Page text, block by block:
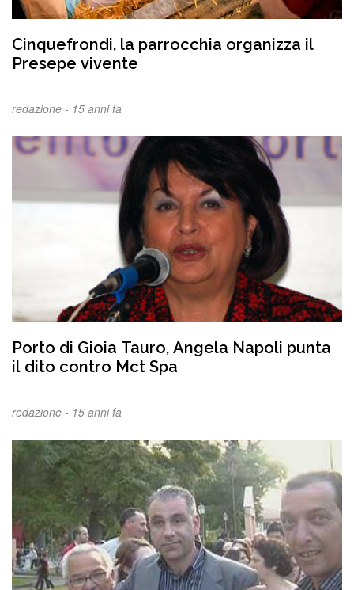
Cinquefrondi, la parrocchia organizza il
Presepe vivente
redazione - 15 anni fa
Porto di Gioia Tauro, Angela Napoli punta
il dito contro Mct Spa
redazione - 15 anni fa